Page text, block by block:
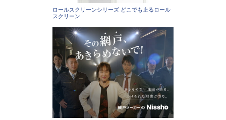
ロールスクリーンシリーズ どこでも止るロール
スクリーン